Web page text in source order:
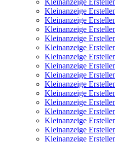
Kleinanzeige
Kleinanzeige
Kleinanzeige
Kleinanzeige
Kleinanzeige
Kleinanzeige
Kleinanzeige
Kleinanzeige
Kleinanzeige
Kleinanzeige
Kleinanzeige
Kleinanzeige
Kleinanzeige
Kleinanzeige
Kleinanzeige